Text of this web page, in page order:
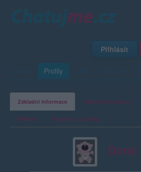
Přihlásit
Profily
Základní informace Detailní informace
Přátelé Poslední příspěvky
Domi